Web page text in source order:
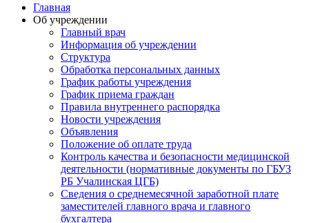
Главная
Об учреждении
Главный врач
Информация об учреждении
Структура
Обработка персональных данных
График работы учреждения
График приема граждан
Правила внутреннего распорядка
Новости учреждения
Объявления
Положение об оплате труда
Контроль качества и безопасности медицинской
деятельности (нормативные документы по ГБУЗ
РБ Учалинская ЦГБ)
Сведения о среднемесячной заработной плате
заместителей главного врача и главного
бухгалтера